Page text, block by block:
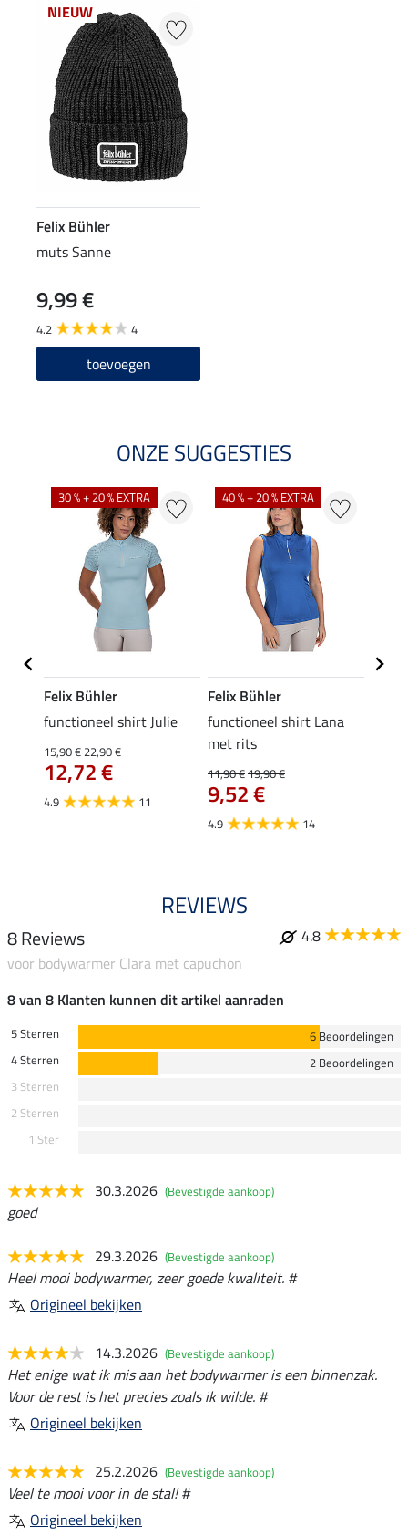
NIEUW
Felix Bühler
muts Sanne
9,99 €
4.2 4
toevoegen
ONZE SUGGESTIES
30 % + 20 % EXTRA
Felix Bühler
functioneel shirt Julie
15,90 €22,90 €
12,72 €
4.9 11
40 % + 20 % EXTRA
Felix Bühler
functioneel shirt Lana
met rits
11,90 €19,90 €
9,52 €
4.9 14
REVIEWS
8 Reviews
4.8
voor bodywarmer Clara met capuchon
8 van 8 Klanten kunnen dit artikel aanraden
5 Sterren
6 Beoordelingen
4 Sterren
2 Beoordelingen
3 Sterren
2 Sterren
1 Ster
30.3.2026 (Bevestigde aankoop)
goed
29.3.2026 (Bevestigde aankoop)
Heel mooi bodywarmer, zeer goede kwaliteit. #
Origineel bekijken
14.3.2026 (Bevestigde aankoop)
Het enige wat ik mis aan het bodywarmer is een binnenzak.
Voor de rest is het precies zoals ik wilde. #
Origineel bekijken
25.2.2026 (Bevestigde aankoop)
Veel te mooi voor in de stal! #
Origineel bekijken